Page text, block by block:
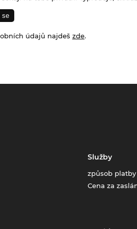
údajů najdeš zde.
Služby
způsob platby
Cena za